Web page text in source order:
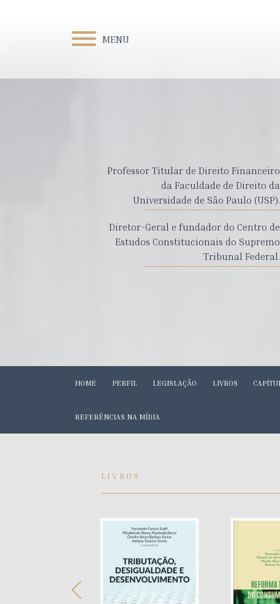
MENU
Professor Titular de Direito Financeiro
da Faculdade de Direito da
Universidade de São Paulo (USP).
Diretor-Geral e fundador do Centro de
Estudos Constitucionais do Supremo
Tribunal Federal.
HOME PERFIL LEGISLAÇÃO LIVROS
REFERÊNCIAS NA MÍDIA
LIVROS